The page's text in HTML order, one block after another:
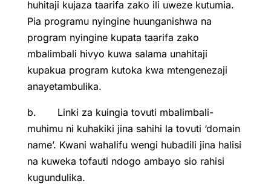
huhitaji kujaza taarifa zako ili uweze kutumia.
Pia programu nyingine huunganishwa na
program nyingine kupata taarifa zako
mbalimbali hivyo kuwa salama unahitaji
kupakua program kutoka kwa mtengenezaji
anayetambulika.
b. Linki za kuingia tovuti mbalimbali-
muhimu ni kuhakiki jina sahihi la tovuti ‘domain
name’. Kwani wahalifu wengi hubadili jina halisi
na kuweka tofauti ndogo ambayo sio rahisi
kugundulika.